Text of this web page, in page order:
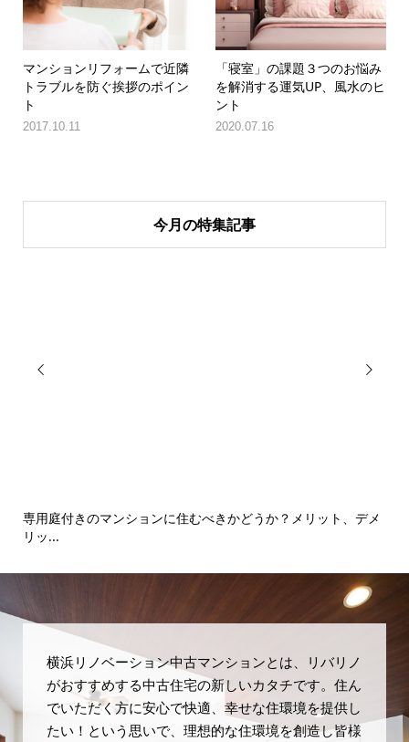
マンションリフォームで近隣
トラブルを防ぐ挨拶のポイン
ト
2017.10.11
「寝室」の課題３つのお悩み
を解消する運気UP、風水のヒ
ント
2020.07.16
今月の特集記事

専用庭付きのマンションに住むべきかどうか？メリット、デメ
リッ...

横浜リノベーション中古マンションとは、リバリノ
がおすすめする中古住宅の新しいカタチです。住ん
でいただく方に安心で快適、幸せな住環境を提供し
たい！という思いで、理想的な住環境を創造し皆様